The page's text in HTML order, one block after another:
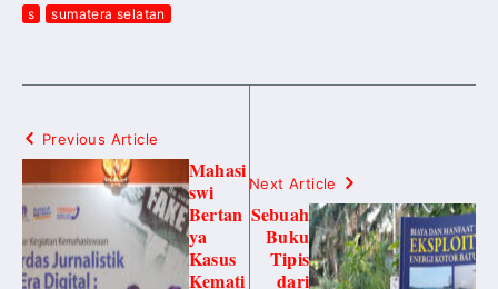
s
sumatera selatan
Previous Article
Mahasi
swi
Bertan
ya
Kasus
Kemati
Next Article
Sebuah
Buku
Tipis
dari